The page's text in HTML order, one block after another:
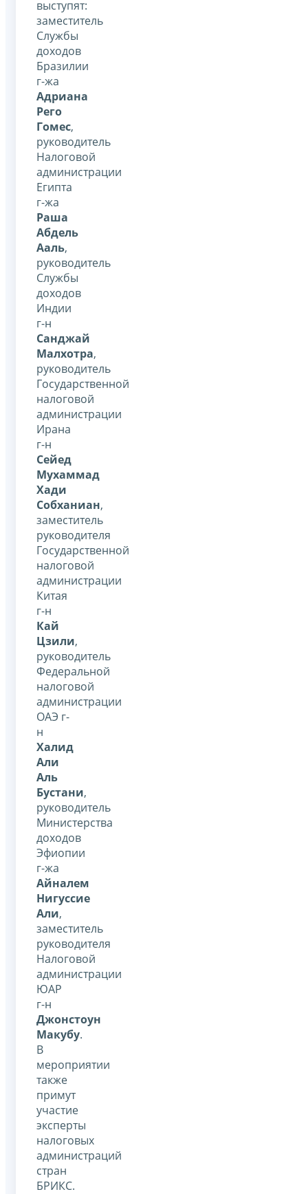
выступят:
заместитель
Службы
доходов
Бразилии
г-жа
Адриана
Рего
Гомес,
руководитель
Налоговой
администрации
Египта
г-жа
Раша
Абдель
Ааль,
руководитель
Службы
доходов
Индии
г-н
Санджай
Малхотра,
руководитель
Государственной
налоговой
администрации
Ирана
г-н
Сейед
Мухаммад
Хади
Собханиан,
заместитель
руководителя
Государственной
налоговой
администрации
Китая
г-н
Кай
Цзили,
руководитель
Федеральной
налоговой
администрации
ОАЭ г-
н
Халид
Али
Аль
Бустани,
руководитель
Министерства
доходов
Эфиопии
г-жа
Айналем
Нигуссие
Али,
заместитель
руководителя
Налоговой
администрации
ЮАР
г-н
Джонстоун
Макубу.
В
мероприятии
также
примут
участие
эксперты
налоговых
администраций
стран
БРИКС.